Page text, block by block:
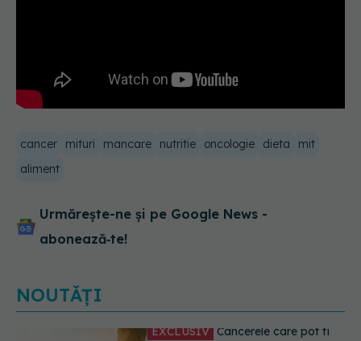
cancer mituri mancare nutritie oncologie dieta
mit
aliment
Urmărește-ne și pe Google News -
abonează‑te!
NOUTĂȚI